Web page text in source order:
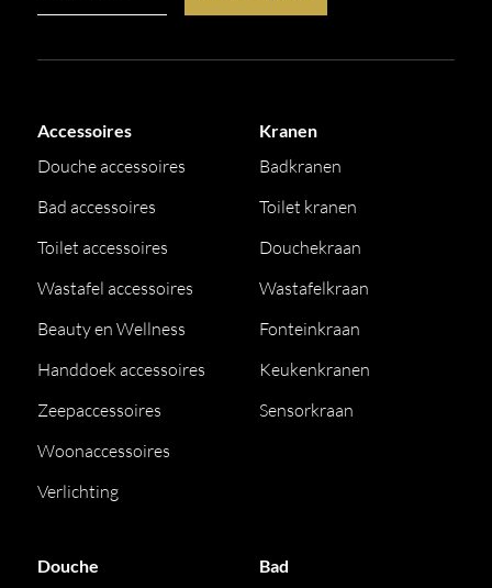
Accessoires
Douche accessoires
Bad accessoires
Toilet accessoires
Wastafel accessoires
Beauty en Wellness
Handdoek accessoires
Zeepaccessoires
Woonaccessoires
Verlichting
Kranen
Badkranen
Toilet kranen
Douchekraan
Wastafelkraan
Fonteinkraan
Keukenkranen
Sensorkraan
Douche Bad